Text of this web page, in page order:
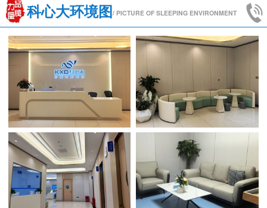
科心大环境图/ PICTURE OF SLEEPING ENVIRONMENT